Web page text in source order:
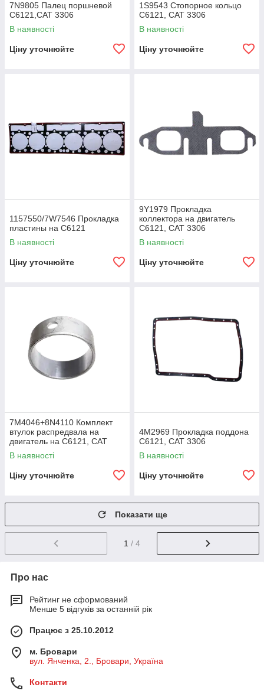
7N9805 Палец поршневой
C6121,CAT 3306
В наявності
Ціну уточнюйте
1S9543 Стопорное кольцо
C6121, CAT 3306
В наявності
Ціну уточнюйте
1157550/7W7546 Прокладка
пластины на C6121
В наявності
Ціну уточнюйте
9Y1979 Прокладка
коллектора на двигатель
C6121, CAT 3306
В наявності
Ціну уточнюйте
7M4046+8N4110 Комплект
втулок распредвала на
двигатель на C6121, CAT
3306
В наявності
Ціну уточнюйте
4M2969 Прокладка поддона
C6121, CAT 3306
В наявності
Ціну уточнюйте
Показати ще
1 / 4
Про нас
Рейтинг не сформований
Менше 5 відгуків за останній рік
Працює з 25.10.2012
м. Бровари
вул. Янченка, 2., Бровари, Україна
Контакти